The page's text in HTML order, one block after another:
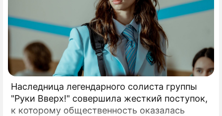
Наследница легендарного солиста группы
"Руки Вверх!" совершила жесткий поступок,
к которому общественность оказалась